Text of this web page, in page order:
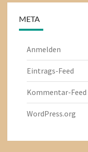
META
Anmelden
Eintrags-Feed
Kommentar-Feed
WordPress.org